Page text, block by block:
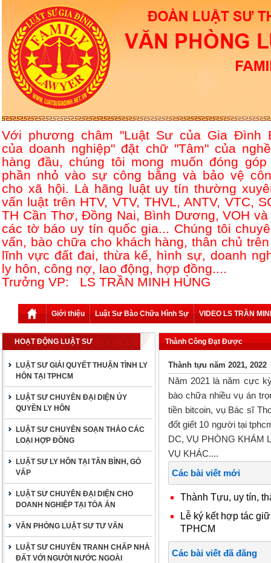
Với phương châm "Luật Sư của Gia Đình
của doanh nghiệp" đặt chữ "Tâm" của
hàng đầu, chúng tôi mong muốn đóng góp
phần nhỏ vào sự công bằng và bảo vệ
cho xã hội. Là hãng luật uy tín thường
vấn luật trên HTV, VTV, THVL, ANTV, VTC,
TH Cần Thơ, Đồng Nai, Bình Dương, VOH và
các tờ báo uy tín quốc gia... Chúng tôi
vấn, bào chữa cho khách hàng, thân chủ
lĩnh vực đất đai, thừa kế, hình sự, doanh
ly hôn, công nợ, lao động, hợp đồng....
Trưởng VP: LS TRẦN MINH HÙNG
Giới thiệu Luật Sư Bào Chữa Hình Sự VIDEO LS TRẦN
HOẠT ĐỘNG LUẬT SƯ
LUẬT SƯ GIẢI QUYẾT THUẬN TÌNH LY
HÔN TẠI TPHCM
LUẬT SƯ CHUYÊN ĐẠI DIỆN ỦY
QUYỀN LY HÔN
LUẬT SƯ CHUYÊN SOẠN THẢO CÁC
LOẠI HỢP ĐỒNG
LUẬT SƯ LY HÔN TẠI TÂN BÌNH, GÒ
VẤP
LUẬT SƯ CHUYÊN ĐẠI DIỆN CHO
DOANH NGHIỆP TẠI TÒA ÁN
VĂN PHÒNG LUẬT SƯ TƯ VẤN
LUẬT SƯ CHUYÊN TRANH CHẤP NHÀ
ĐẤT VỚI NGƯỜI NƯỚC NGOÀI
Thành Công Đạt Được
Thành tựu năm 2021, 2022
Năm 2021 là năm cực
bào chữa nhiều vụ án
tiền bitcoin, vụ Bác sĩ
đốt giết 10 người tại
DC, VỤ PHÒNG KHÁM
VỤ KHÁC....
Các bài viết mới
Thành Tựu, uy tín,
Lễ ký kết hợp tác
TPHCM
Các bài viết đã đăng